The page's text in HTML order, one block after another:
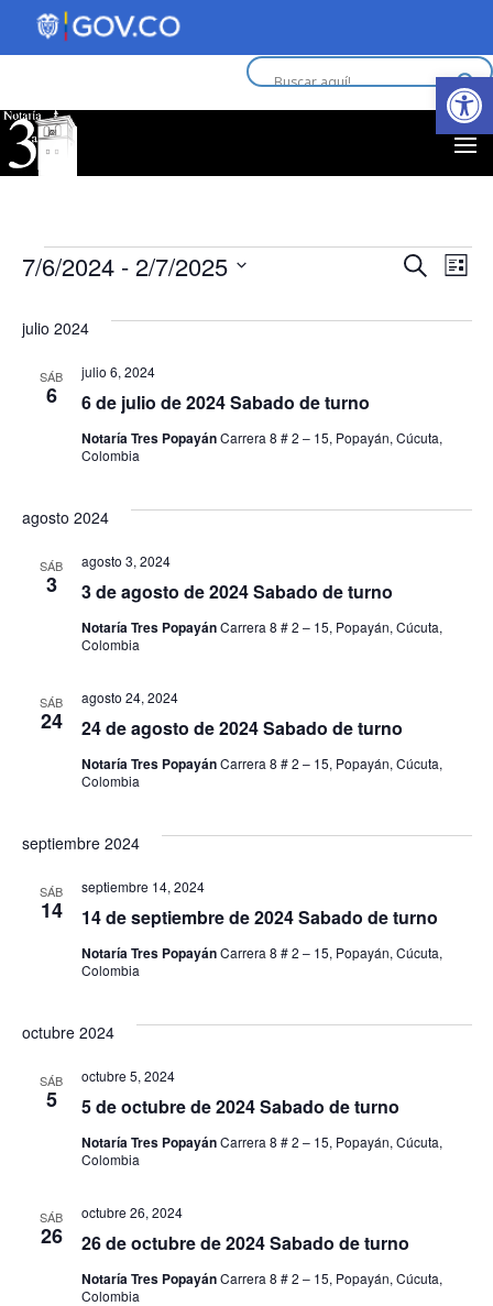
Abrir
Eventos
de
de
Buscar
Lista
7/6/2024 - 2/7/2025
lajulio 2024
SÁB
6 6 de julio de 2024 Sabado de turno
julio 6, 2024
Notaría Tres PopayánCarrera 8 # 2 – 15, Popayán, Cúcuta,
Colombia
agosto 2024
SÁB
3 3 de agosto de 2024 Sabado de turno
agosto 3, 2024
Notaría Tres PopayánCarrera 8 # 2 – 15, Popayán, Cúcuta,
Colombia
SÁB
24 24 de agosto de 2024 Sabado de turno
agosto 24, 2024
Notaría Tres PopayánCarrera 8 # 2 – 15, Popayán, Cúcuta,
Colombia
septiembre 2024
SÁB
14 14 de septiembre de 2024 Sabado de turno
septiembre 14, 2024
Notaría Tres PopayánCarrera 8 # 2 – 15, Popayán, Cúcuta,
Colombia
octubre 2024
SÁB
5 5 de octubre de 2024 Sabado de turno
octubre 5, 2024
Notaría Tres PopayánCarrera 8 # 2 – 15, Popayán, Cúcuta,
Colombia
SÁB
26 26 de octubre de 2024 Sabado de turno
octubre 26, 2024
Notaría Tres PopayánCarrera 8 # 2 – 15, Popayán, Cúcuta,
Colombia